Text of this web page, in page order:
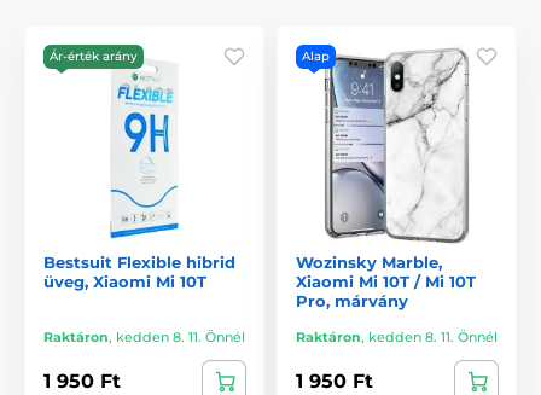
Ár-érték arány
Bestsuit Flexible hibrid
üveg, Xiaomi Mi 10T
Raktáron, kedden 8. 11. Önnél
1 950 Ft
Alap
Wozinsky Marble,
Xiaomi Mi 10T / Mi 10T
Pro, márvány
Raktáron, kedden 8. 11. Önnél
1 950 Ft